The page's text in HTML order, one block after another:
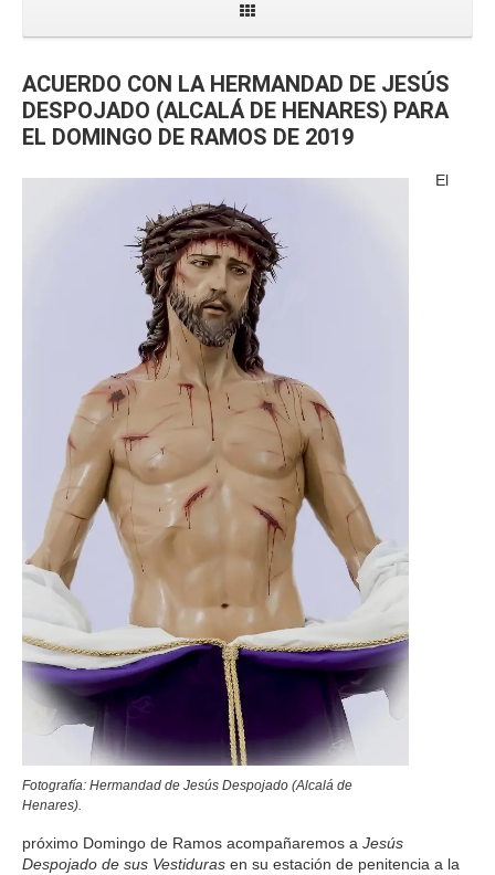
ACUERDO CON LA HERMANDAD DE JESÚS
DESPOJADO (ALCALÁ DE HENARES) PARA
EL DOMINGO DE RAMOS DE 2019
Fotografía: Hermandad de Jesús Despojado (Alcalá de
Henares).
El
próximo Domingo de Ramos acompañaremos a Jesús
Despojado de sus Vestiduras en su estación de penitencia a la